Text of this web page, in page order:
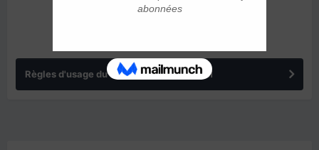
Règles d'usage du forum IMMIGRER.COM